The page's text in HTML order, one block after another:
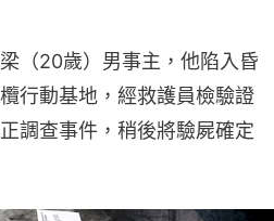
（20歲）男事主，他陷入昏
行動基地，經救護員檢驗證
調查事件，稍後將驗屍確定